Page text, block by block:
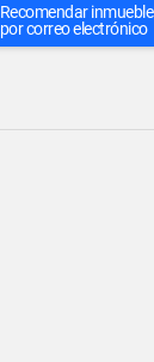
Recomendar inmueble
por correo electrónico